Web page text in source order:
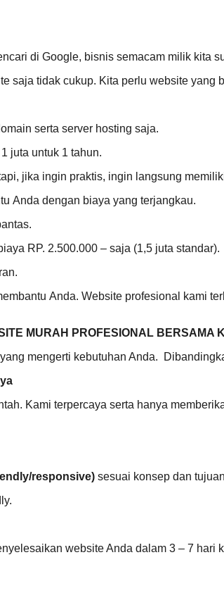
di Google, bisnis semacam milik kita
saja tidak cukup. Kita perlu website yang
serta server hosting saja.
juta untuk 1 tahun.
jika ingin praktis, ingin langsung
Anda dengan biaya yang terjangkau.
RP. 2.500.000 – saja (1,5 juta standar).
Anda. Website profesional kami
MURAH PROFESIONAL BERSAMA
yang mengerti kebutuhan Anda.
Kami terpercaya serta hanya
responsive) sesuai konsep dan
website Anda dalam 3 – 7 hari